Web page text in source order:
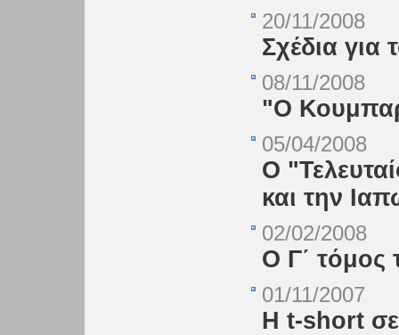
20/11/2008
Σχέδια για
08/11/2008
"Ο
05/04/2008
Ο
και την
02/02/2008
Ο Γ΄ τόμος
01/11/2007
Η t-short